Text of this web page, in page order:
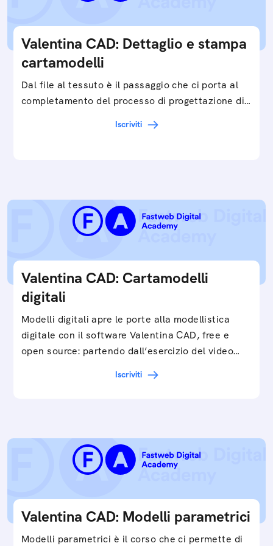
Valentina CAD: Dettaglio e stampa
cartamodelli
Dal file al tessuto è il passaggio che ci porta al
completamento del processo di progettazione di
Iscriviti
Valentina CAD: Cartamodelli
digitali
Modelli digitali apre le porte alla modellistica
digitale con il software Valentina CAD, free e
open source: partendo dall’esercizio del video…
Iscriviti
Valentina CAD: Modelli parametrici
Modelli parametrici è il corso che ci permette di